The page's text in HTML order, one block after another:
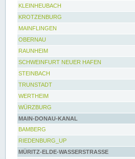
KLEINHEUBACH
KROTZENBURG
MAINFLINGEN
OBERNAU
RAUNHEIM
SCHWEINFURT NEUER HAFEN
STEINBACH
TRUNSTADT
WERTHEIM
WÜRZBURG
MAIN-DONAU-KANAL
BAMBERG
RIEDENBURG_UP
MÜRITZ-ELDE-WASSERSTRASSE